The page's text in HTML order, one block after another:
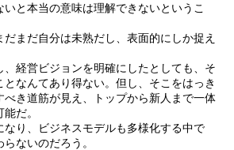
いと本当の意味は理解できないというこ
まだ自分は未熟だし、表面的にしか捉え
、経営ビジョンを明確にしたとしても、そ
なんてあり得ない。但し、そこをはっき
べき道筋が見え、トップから新人まで一体
だ。
なり、ビジネスモデルも多様化する中で
ないのだろう。